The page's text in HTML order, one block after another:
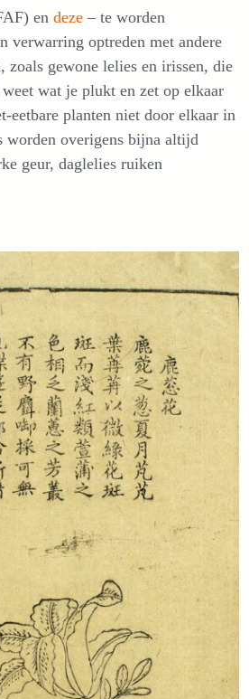
en deze – te worden
verwarring optreden met andere
zoals gewone lelies en irissen, die
wat je plukt en zet op elkaar
eetbare planten niet door elkaar in
worden overigens bijna altijd
geur, daglelies ruiken